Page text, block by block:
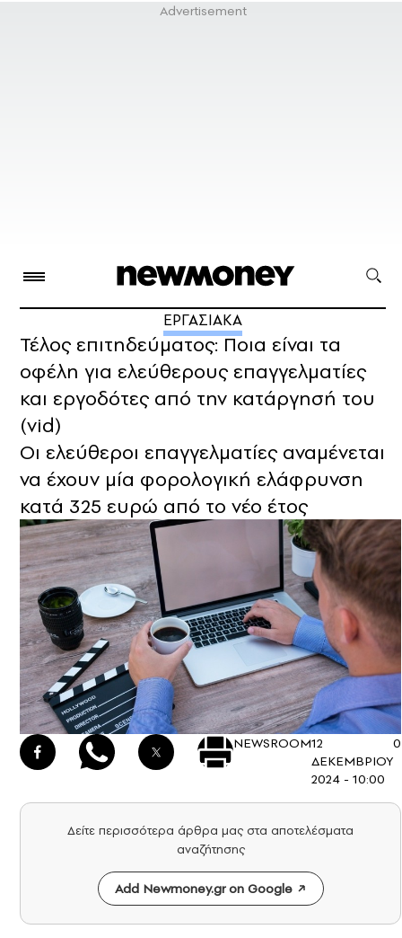
ΕΡΓΑΣΙΑΚΑ
Τέλος επιτηδεύματος: Ποια είναι τα
οφέλη για ελεύθερους επαγγελματίες
και εργοδότες από την κατάργησή του
(vid)
Οι ελεύθεροι επαγγελματίες αναμένεται
να έχουν μία φορολογική ελάφρυνση
κατά 325 ευρώ από το νέο έτος
NEWSROOM12
ΔΕΚΕΜΒΡΙΟΥ
2024 - 10:00
0
Δείτε περισσότερα άρθρα μας στα αποτελέσματα
αναζήτησης
Add Newmoney.gr on Google